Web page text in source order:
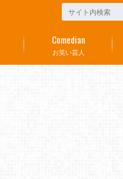
お笑い芸人
Comedian